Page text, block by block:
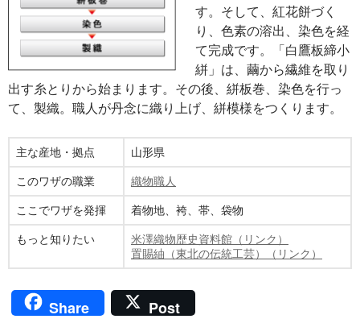
す。そして、紅花餅づく
り、色素の溶出、染色を経
て完成です。「白鷹板締小
絣」は、繭から繊維を取り
出す糸とりから始まります。その後、絣板巻、染色を行っ
て、製織。職人が丹念に織り上げ、絣模様をつくります。
主な産地・拠点 山形県
このワザの職業 織物職人
ここでワザを発揮 着物地、袴、帯、袋物
もっと知りたい
米澤織物歴史資料館（リンク）
置賜紬（東北の伝統工芸）（リンク）
Share Post